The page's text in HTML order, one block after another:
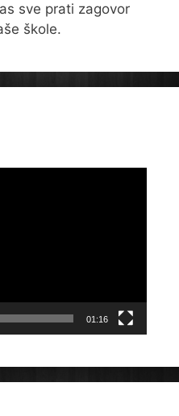
sve prati zagovor
škole.
01:16